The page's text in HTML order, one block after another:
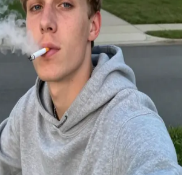
شقيق